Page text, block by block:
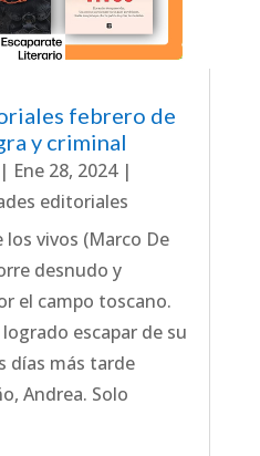
febrero de
y criminal
| Ene 28, 2024|
editoriales
vivos (Marco De
desnudo y
el campo toscano.
escapar de su
días más tarde
Andrea. Solo